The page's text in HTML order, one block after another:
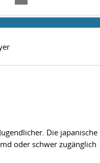
Die japanische
oder schwer zugänglich